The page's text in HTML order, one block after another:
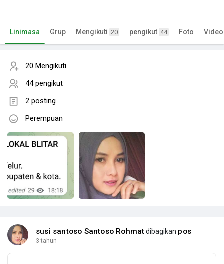
Linimasa Grup Mengikuti 20 pengikut 44 Foto Video
20 Mengikuti
44 pengikut
2 posting
Perempuan
susi santoso Santoso Rohmatdibagikan pos
3 tahun